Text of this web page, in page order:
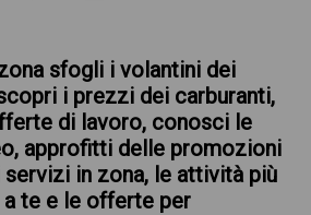
sfogli i volantini dei
i prezzi dei carburanti,
di lavoro, conosci le
approfitti delle promozioni
in zona, le attività più
te e le offerte per